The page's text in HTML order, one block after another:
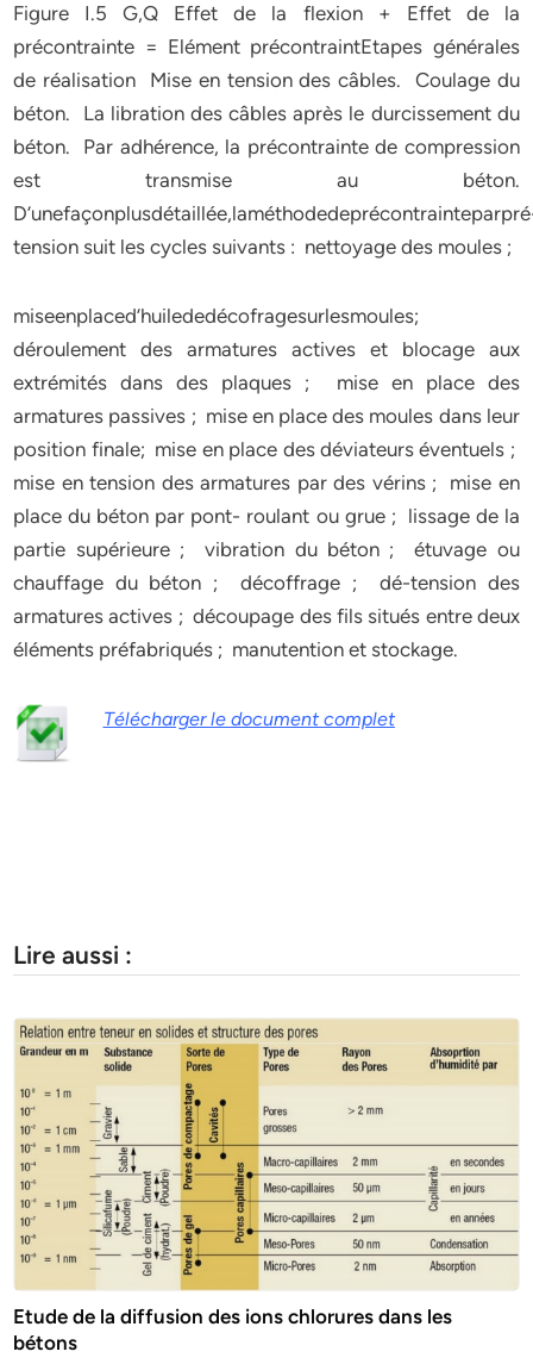
Figure I.5 G,Q Effet de la flexion + Effet de la
précontrainte = Elément précontraintEtapes générales
de réalisation Mise en tension des câbles. Coulage du
béton. La libration des câbles après le durcissement du
béton. Par adhérence, la précontrainte de compression
est transmise au béton.
tension suit les cycles suivants : nettoyage des moules ;
miseenplaced’huilededécofragesurlesmoules;
déroulement des armatures actives et blocage aux
extrémités dans des plaques ; mise en place des
armatures passives ; mise en place des moules dans leur
position finale; mise en place des déviateurs éventuels ;
mise en tension des armatures par des vérins ; mise en
place du béton par pont- roulant ou grue ; lissage de la
partie supérieure ; vibration du béton ; étuvage ou
chauffage du béton ; décoffrage ; dé-tension des
armatures actives ; découpage des fils situés entre deux
éléments préfabriqués ; manutention et stockage.
Télécharger le document complet
Lire aussi :
Etude de la diffusion des ions chlorures dans les
bétons